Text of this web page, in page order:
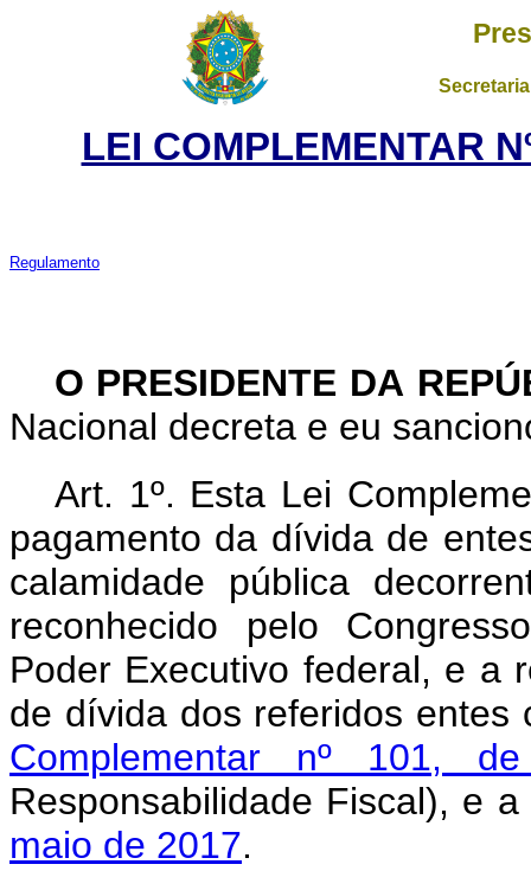
LEI COMPLEMENTAR
Regulamento
O PRESIDENTE DA
Nacional decreta e eu
Art. 1º. Esta Lei
pagamento da dívida de
calamidade pública
reconhecido pelo
Poder Executivo federal, e a
de dívida dos referidos
Complementar nº 101,
Responsabilidade Fiscal), e a
maio de 2017.